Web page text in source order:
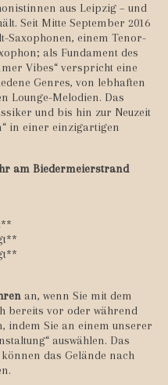
aus Leipzig – und
Seit Mitte September 2016
Saxophonen, einem Tenor-
als Fundament des
Vibes“ verspricht eine
Genres, von lebhaften
Lounge-Melodien. Das
und bis hin zur Neuzeit
in einer einzigartigen
am Biedermeierstrand
an, wenn Sie mit dem
bereits vor oder während
indem Sie an einem unserer
auswählen. Das
das Gelände nach